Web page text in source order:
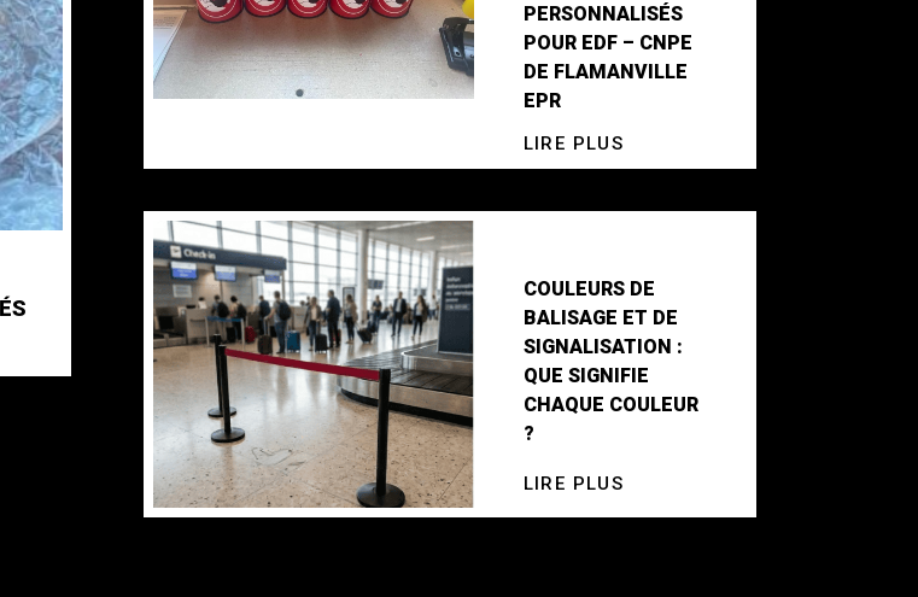
PERSONNALISÉS
POUR EDF – CNPE
DE FLAMANVILLE
EPR
LIRE PLUS
COULEURS DE
BALISAGE ET DE
SIGNALISATION :
QUE SIGNIFIE
CHAQUE COULEUR
?
LIRE PLUS